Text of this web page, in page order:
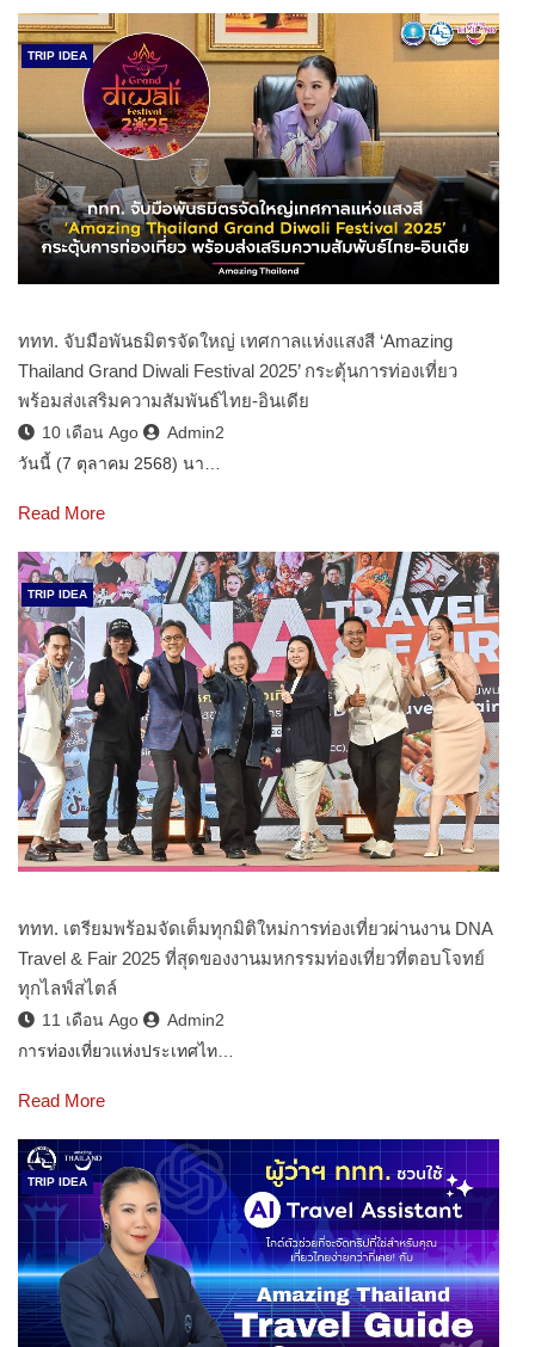
TRIP IDEA
ททท. จับมือพันธมิตรจัดใหญ่ เทศกาลแห่งแสงสี ‘Amazing
Thailand Grand Diwali Festival 2025’ กระตุ้นการท่องเที่ยว
พร้อมส่งเสริมความสัมพันธ์ไทย-อินเดีย
10 เดือน Ago
Admin2
วันนี้ (7 ตุลาคม 2568) นา…
Read More
TRIP IDEA
ททท. เตรียมพร้อมจัดเต็มทุกมิติใหม่การท่องเที่ยวผ่านงาน DNA
Travel & Fair 2025 ที่สุดของงานมหกรรมท่องเที่ยวที่ตอบโจทย์
ทุกไลฟ์สไตล์
11 เดือน Ago
Admin2
การท่องเที่ยวแห่งประเทศไท…
Read More
TRIP IDEA